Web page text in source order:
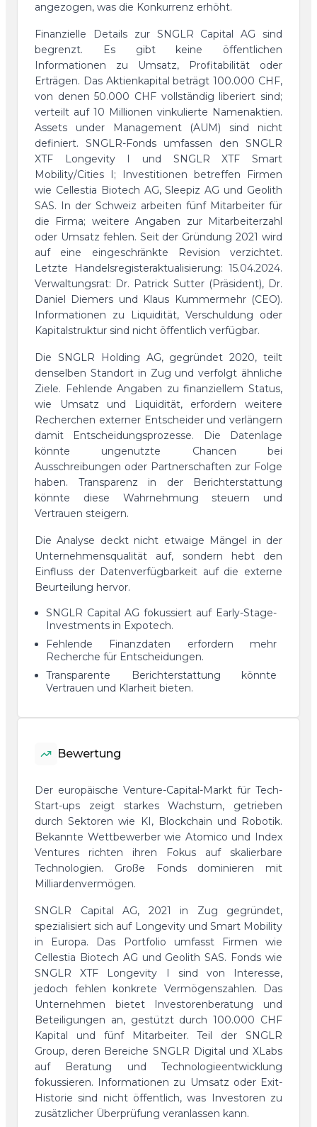
angezogen, was die Konkurrenz erhöht.
Finanzielle Details zur SNGLR Capital AG sind
begrenzt. Es gibt keine öffentlichen
Informationen zu Umsatz, Profitabilität oder
Erträgen. Das Aktienkapital beträgt 100.000 CHF,
von denen 50.000 CHF vollständig liberiert sind;
verteilt auf 10 Millionen vinkulierte Namenaktien.
Assets under Management (AUM) sind nicht
definiert. SNGLR-Fonds umfassen den SNGLR
XTF Longevity I und SNGLR XTF Smart
Mobility/Cities I; Investitionen betreffen Firmen
wie Cellestia Biotech AG, Sleepiz AG und Geolith
SAS. In der Schweiz arbeiten fünf Mitarbeiter für
die Firma; weitere Angaben zur Mitarbeiterzahl
oder Umsatz fehlen. Seit der Gründung 2021 wird
auf eine eingeschränkte Revision verzichtet.
Letzte Handelsregisteraktualisierung: 15.04.2024.
Verwaltungsrat: Dr. Patrick Sutter (Präsident), Dr.
Daniel Diemers und Klaus Kummermehr (CEO).
Informationen zu Liquidität, Verschuldung oder
Kapitalstruktur sind nicht öffentlich verfügbar.
Die SNGLR Holding AG, gegründet 2020, teilt
denselben Standort in Zug und verfolgt ähnliche
Ziele. Fehlende Angaben zu finanziellem Status,
wie Umsatz und Liquidität, erfordern weitere
Recherchen externer Entscheider und verlängern
damit Entscheidungsprozesse. Die Datenlage
könnte ungenutzte Chancen bei
Ausschreibungen oder Partnerschaften zur Folge
haben. Transparenz in der Berichterstattung
könnte diese Wahrnehmung steuern und
Vertrauen steigern.
Die Analyse deckt nicht etwaige Mängel in der
Unternehmensqualität auf, sondern hebt den
Einfluss der Datenverfügbarkeit auf die externe
Beurteilung hervor.
SNGLR Capital AG fokussiert auf Early-Stage-
Investments in Expotech.
Fehlende Finanzdaten erfordern mehr
Recherche für Entscheidungen.
Transparente Berichterstattung könnte
Vertrauen und Klarheit bieten.
Bewertung
Der europäische Venture-Capital-Markt für Tech-
Start-ups zeigt starkes Wachstum, getrieben
durch Sektoren wie KI, Blockchain und Robotik.
Bekannte Wettbewerber wie Atomico und Index
Ventures richten ihren Fokus auf skalierbare
Technologien. Große Fonds dominieren mit
Milliardenvermögen.
SNGLR Capital AG, 2021 in Zug gegründet,
spezialisiert sich auf Longevity und Smart Mobility
in Europa. Das Portfolio umfasst Firmen wie
Cellestia Biotech AG und Geolith SAS. Fonds wie
SNGLR XTF Longevity I sind von Interesse,
jedoch fehlen konkrete Vermögenszahlen. Das
Unternehmen bietet Investorenberatung und
Beteiligungen an, gestützt durch 100.000 CHF
Kapital und fünf Mitarbeiter. Teil der SNGLR
Group, deren Bereiche SNGLR Digital und XLabs
auf Beratung und Technologieentwicklung
fokussieren. Informationen zu Umsatz oder Exit-
Historie sind nicht öffentlich, was Investoren zu
zusätzlicher Überprüfung veranlassen kann.